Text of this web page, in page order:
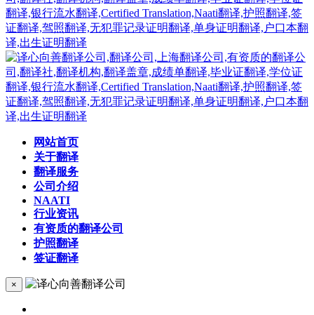
网站首页
关于翻译
翻译服务
公司介绍
NAATI
行业资讯
有资质的翻译公司
护照翻译
签证翻译
×